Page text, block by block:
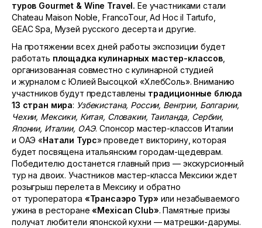
туров Gourmet & Wine Travel.Ее участниками стали
Chateau Maison Noble, FrancoTour, Ad Hoc il Tartufo,
GEAC Spa, Музей русского десерта и другие.
На протяжении всех дней работы экспозиции будет
работать площадка кулинарных мастер-классов
организованная совместно с кулинарной студией
и журналом с Юлией Высоцкой «ХлебСоль». Вниманию
участников будут представлены традиционные блюда
13 стран мира: Узбекистана, России, Венгрии, Болгарии,
Чехии, Мексики, Китая, Словакии, Таиланда, Сербии,
Японии, Италии, ОАЭ. Спонсор мастер-классов Италии
и ОАЭ «Натали Турс» проведет викторину, которая
будет посвящена итальянским городам-щедеврам.
Победителю достанется главный приз — экскурсионный
тур на двоих. Участников мастер-класса Мексики ждет
розыгрыш перелета в Мексику и обратно
от туроператора «Трансаэро Тур» или незабываемого
ужина в ресторане«Mexican Club». Памятные призы
получат любители японской кухни — матрешки-дарумы.